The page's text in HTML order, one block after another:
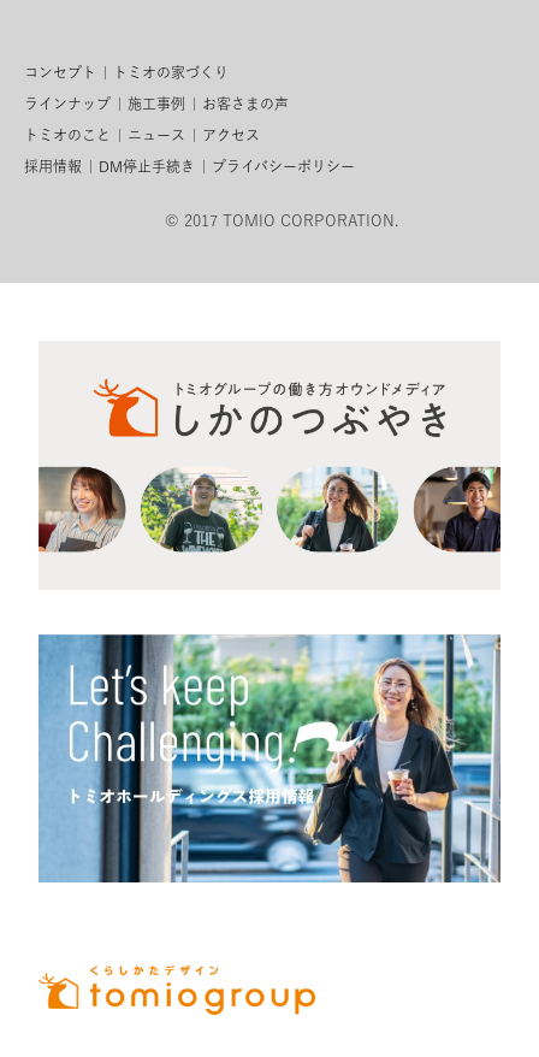
コンセプト トミオの家づくり
ラインナップ 施工事例 お客さまの声
トミオのこと ニュース アクセス
採用情報 DM停止手続き プライバシーポリシー
© 2017 TOMIO CORPORATION.